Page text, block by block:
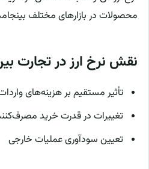
محصولات در بازارهای مختلف
نقش نرخ ارز در تجارت
تأثیر مستقیم بر هزینه‌های
تغییرات در قدرت خرید
تعیین سودآوری عملیات خارجی